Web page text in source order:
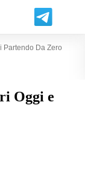
Partendo Da Zero
Oggi e